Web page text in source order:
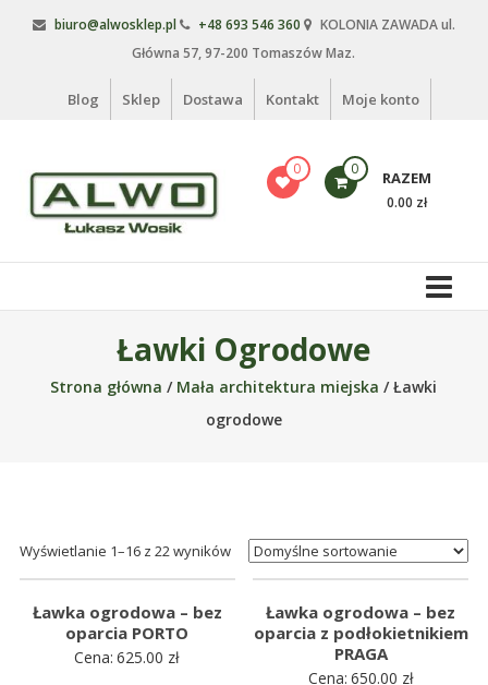
biuro@alwosklep.pl +48 693 546 360
KOLONIA ZAWADA ul.
Główna 57, 97-200 Tomaszów Maz.
Blog Sklep Dostawa Kontakt Moje konto
Alwo
sklep
meble
maszynowe.
Produkujemy
min.:
różnego
0 0 RAZEM
0.00 zł
Ławki Ogrodowe
Strona główna / Mała architektura miejska / Ławki
ogrodowe
Wyświetlanie 1–16 z 22 wyników
Ławka ogrodowa – bez
oparcia PORTO
Cena: 625.00 zł
Ławka ogrodowa – bez
oparcia z podłokietnikiem
PRAGA
Cena: 650.00 zł